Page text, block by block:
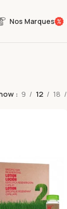
Nos Marques
9 12 18